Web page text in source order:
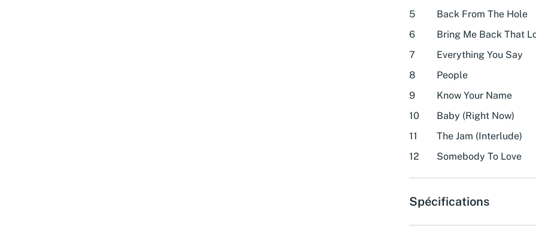
5
Back From The Hole
6
Bring Me Back That
7
Everything You Say
8
People
9
Know Your Name
10
Baby (Right Now)
11
The Jam (Interlude)
12
Somebody To Love
Spécifications